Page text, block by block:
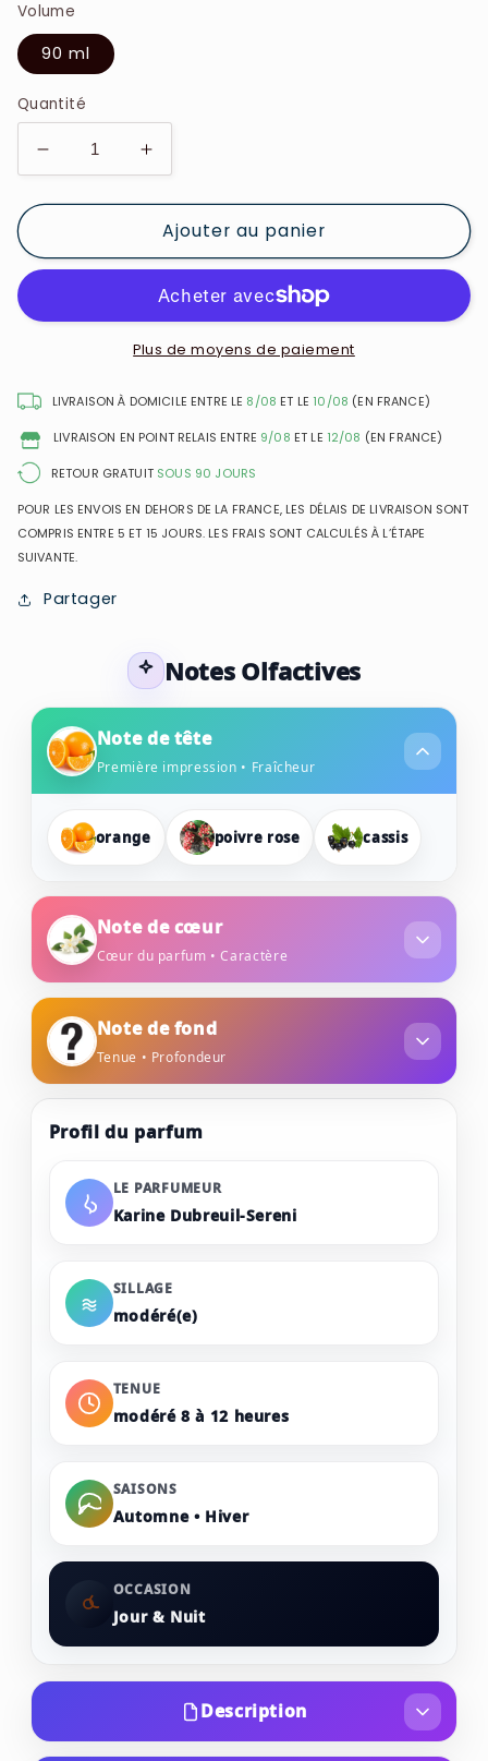
Volume
90 ml
Quantité
Réduire
la
quantité
Mauboussin
pour
Eau
Parfum
pour
Augmenter
la
quantité
de
Mauboussin
Elixir
pour
Elle
Eau
Parfum
pour
Ajouter au panier
Plus de moyens de paiement
LIVRAISON À DOMICILE ENTRE LE 8/08 ET LE 10/08 (EN FRANCE)
LIVRAISON EN POINT RELAIS ENTRE 9/08 ET LE 12/08 (EN FRANCE)
RETOUR GRATUIT SOUS 90 JOURS
POUR LES ENVOIS EN DEHORS DE LA FRANCE, LES DÉLAIS DE LIVRAISON SONT
COMPRIS ENTRE 5 ET 15 JOURS. LES FRAIS SONT CALCULÉS À L’ÉTAPE
SUIVANTE.
Partager
Notes Olfactives
Note de tête
Première impression • Fraîcheur
orange poivre rose cassis
Note de cœur
Cœur du parfum • Caractère
Note de fond
Tenue • Profondeur
Profil du parfum
LE PARFUMEUR
Karine Dubreuil-Sereni
SILLAGE
modéré(e)
TENUE
modéré 8 à 12 heures
SAISONS
Automne • Hiver
OCCASION
Jour & Nuit
Description
La senteur pour femme Mauboussin